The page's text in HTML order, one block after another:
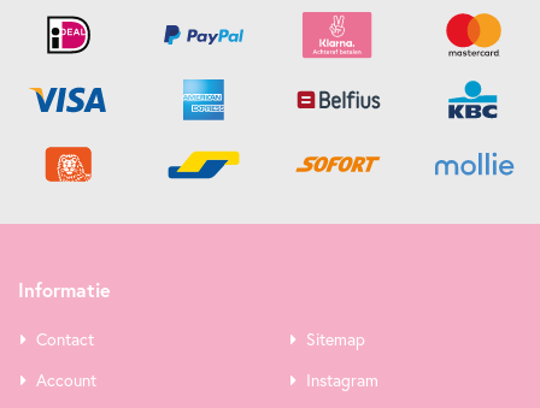
Informatie
Contact
Account
Sitemap
Instagram